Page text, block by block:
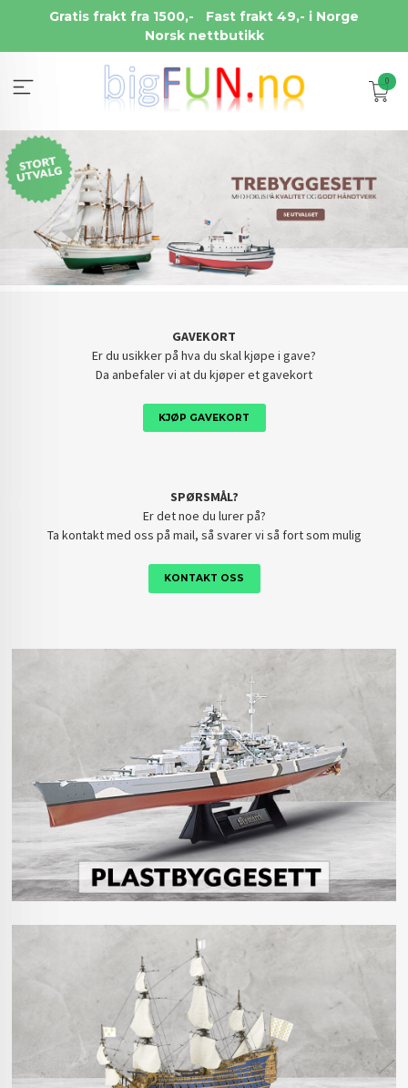
Gratis frakt fra 1500,-
Fast frakt 49,- i Norge
Norsk nettbutikk
0
GAVEKORT
Er du usikker på hva du skal kjøpe i gave?
Da anbefaler vi at du kjøper et gavekort
KJØP GAVEKORT
SPØRSMÅL?
Er det noe du lurer på?
Ta kontakt med oss på mail, så svarer vi så fort som mulig
KONTAKT OSS